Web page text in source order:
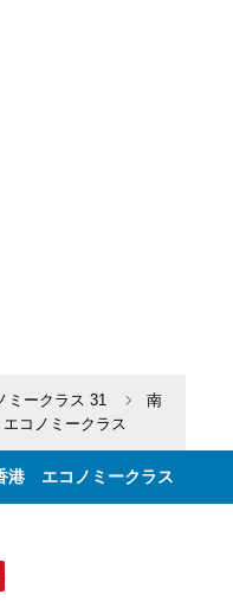
ミークラス 31
南
コノミークラス
港 エコノミークラス